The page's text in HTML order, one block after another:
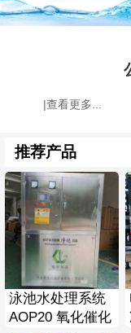
|查看更多...
推荐产品
泳池水处理系统
AOP20 氧化催化